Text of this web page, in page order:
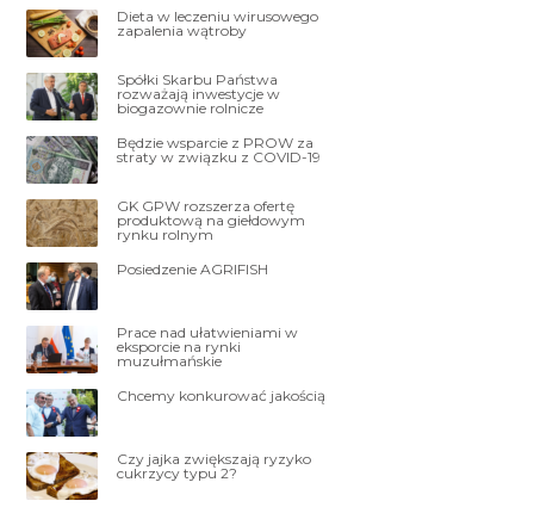
Dieta w leczeniu wirusowego
zapalenia wątroby
Spółki Skarbu Państwa
rozważają inwestycje w
biogazownie rolnicze
Będzie wsparcie z PROW za
straty w związku z COVID-19
GK GPW rozszerza ofertę
produktową na giełdowym
rynku rolnym
Posiedzenie AGRIFISH
Prace nad ułatwieniami w
eksporcie na rynki
muzułmańskie
Chcemy konkurować jakością
Czy jajka zwiększają ryzyko
cukrzycy typu 2?